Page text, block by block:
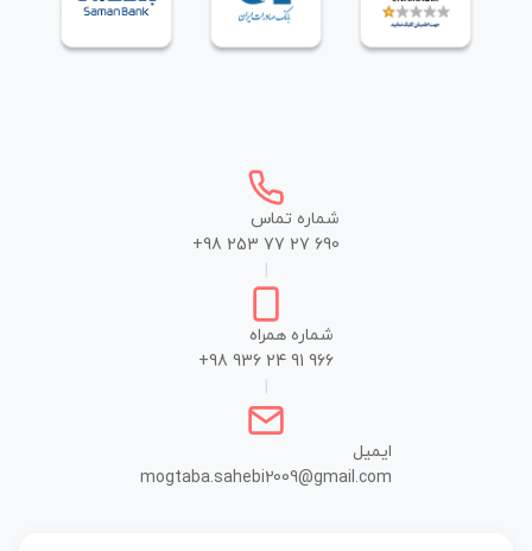
شماره تماس
+98 253 77 27 690
شماره همراه
+98 936 24 91 966
ایمیل
mogtaba.sahebi2009@gmail.com